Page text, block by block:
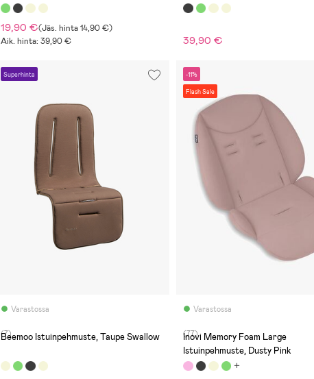
19,90 €(Jäs. hinta 14,90 €)
Aik. hinta: 39,90 €
39,90 €
Superhinta
Varastossa
(7)
Beemoo Istuinpehmuste, Taupe Swallow
-11%
Flash Sale
Varastossa
(77)
Inovi Memory Foam Large
Istuinpehmuste, Dusty Pink